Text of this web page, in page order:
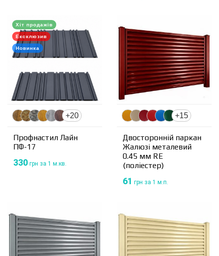
Хіт продажів
Ексклюзив
Новинка
+20
Профнастил Лайн
ПФ-17
330 грн за 1 м.кв.
+15
Двосторонній паркан
Жалюзі металевий
0.45 мм RE
(поліестер)
61 грн за 1 м.п.